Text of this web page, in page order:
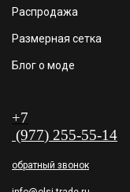
Распродажа
Размерная сетка
Блог о моде
+7
(977) 255-55-14
обратный звонок